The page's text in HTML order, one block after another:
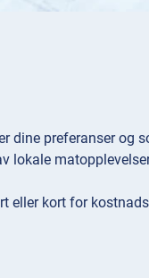
dine preferanser og
lokale
eller kort for